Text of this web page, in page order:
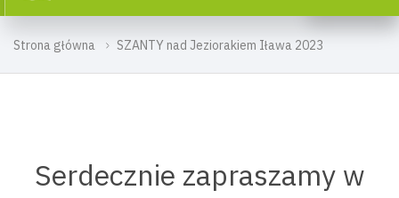
Strona główna SZANTY nad Jeziorakiem Iława 2023
Serdecznie zapraszamy w